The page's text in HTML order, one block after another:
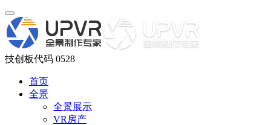
技创板代码 0528
首页
全景
全景展示
VR房产